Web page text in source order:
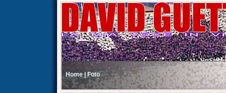
Home | Foto